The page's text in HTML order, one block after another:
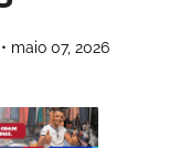
• maio 07, 2026